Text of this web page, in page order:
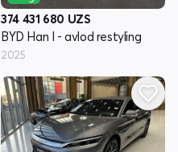
374 431 680 UZS
BYD Han I - avlod restyling
2025